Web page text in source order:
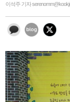
이석주 기자